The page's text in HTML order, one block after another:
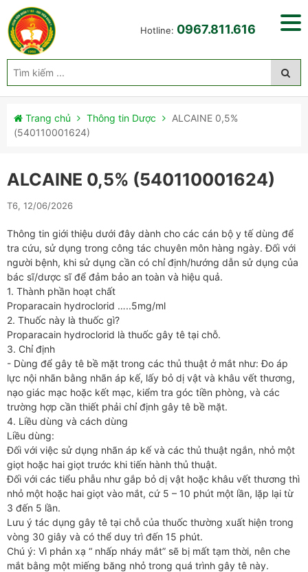
Hotline: 0967.811.616
Trang chủ Thông tin Dược
ALCAINE 0,5%
(540110001624)
ALCAINE 0,5% (540110001624)
T6, 12/06/2026
Thông tin giới thiệu dưới đây dành cho các cán bộ y tế dùng để
tra cứu, sử dụng trong công tác chuyên môn hàng ngày. Đối với
người bệnh, khi sử dụng cần có chỉ định/hướng dẫn sử dụng của
bác sĩ/dược sĩ để đảm bảo an toàn và hiệu quả.
1. Thành phần hoạt chất
Proparacain hydroclorid …..5mg/ml
2. Thuốc này là thuốc gì?
Proparacain hydroclorid là thuốc gây tê tại chỗ.
3. Chỉ định
- Dùng để gây tê bề mặt trong các thủ thuật ở mắt như: Đo áp
lực nội nhãn bằng nhãn áp kế, lấy bỏ dị vật và khâu vết thương,
nạo giác mạc hoặc kết mạc, kiểm tra góc tiền phòng, và các
trường hợp cần thiết phải chỉ định gây tê bề mặt.
4. Liều dùng và cách dùng
Liều dùng:
Đối với việc sử dụng nhãn áp kế và các thủ thuật ngắn, nhỏ một
giọt hoặc hai giọt trước khi tiến hành thủ thuật.
Đối với các tiểu phẫu như gắp bỏ dị vật hoặc khâu vết thương thì
nhỏ một hoặc hai giọt vào mắt, cứ 5 – 10 phút một lần, lặp lại từ
3 đến 5 lần.
Lưu ý tác dụng gây tê tại chỗ của thuốc thường xuất hiện trong
vòng 30 giây và có thể duy trì đến 15 phút.
Chú ý: Vì phản xạ “ nhấp nháy mắt” sẽ bị mất tạm thời, nên che
mắt bằng một miếng băng nhỏ trong quá trình gây tê này.